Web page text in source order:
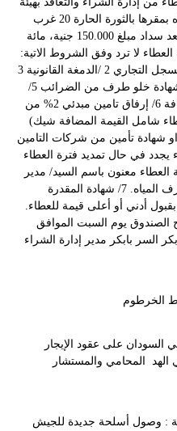
الطرق والجسور و مصارف المياه بمقرها بالثورة الحارة 20 غرب
محطة وقود النيل شارع الوادي بعد سداد مبلغ 150.000 جنية، مائة
لا ترد وفق الشروط الاتية:
1/ إرفاق شهادة التسجيل من المسجل التجاري 2 /الدمغة القانونية 3
/شهادة إبراء ذمة من الزكاة 4/ شهادة خلو طرف من الضرائب 5/
شهادة تسجيل على القيمة المضافة 6/ إرفاق تامين مبدئي 2% من
شامل القيمة المضافة شيك)
تأمين من شركات التامين
يجدد في حال تمديد فترة العطاء
علية العطاء معنون باسم السيد/ مدير
عام هيئة الطرق والجسور ومصارف المياه. 7/ شهادة المقدرة
مقيد بقبول أدني أو أعلى قيمة للعطاء.
الصندوق يوم السبت الموافق
ظهرا. بابكر السر بابكر مدير إدارة الشراء
الخرطوم
السودان على عقود الإيجار
الهد المحامي والمستشار
: وصول أسلحة جديدة للجيش